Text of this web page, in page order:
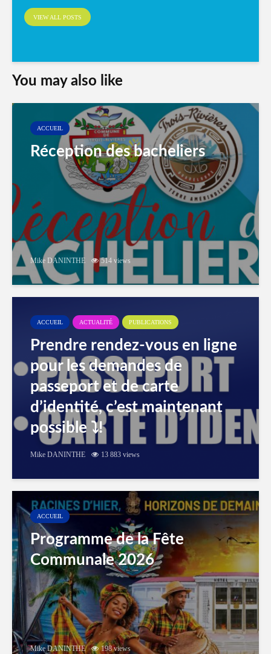
VIEW ALL POSTS
You may also like
ACCUEIL
Réception des bacheliers
Mike DANINTHE 514 views
ACCUEIL ACTUALITÉ PUBLICATIONS
Prendre rendez-vous en ligne
pour les demandes de
passeport et de carte
d’identité, c’est maintenant
possible ⤵️!
Mike DANINTHE 13 883 views
ACCUEIL
Programme de la Fête
Communale 2026
Mike DANINTHE 198 views